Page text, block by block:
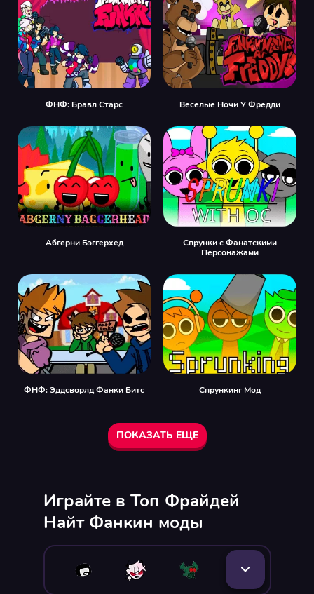
ФНФ: Бравл Старс Веселые Ночи У Фредди
Абгерни Бэггерхед
Спрунки с Фанатскими
Персонажами
ФНФ: Эддсворлд Фанки Битс Спрункинг Мод
ПОКАЗАТЬ ЕЩЕ
Играйте в Топ Фрайдей
Найт Фанкин моды